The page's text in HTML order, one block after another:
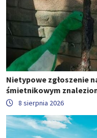
Nietypowe zgłoszenie
śmietnikowym
8 sierpnia 2026